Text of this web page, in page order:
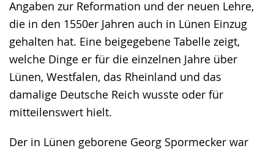
Angaben zur Reformation und der neuen Lehre,
die in den 1550er Jahren auch in Lünen Einzug
gehalten hat. Eine beigegebene Tabelle zeigt,
welche Dinge er für die einzelnen Jahre über
Lünen, Westfalen, das Rheinland und das
damalige Deutsche Reich wusste oder für
mitteilenswert hielt.
Der in Lünen geborene Georg Spormecker war